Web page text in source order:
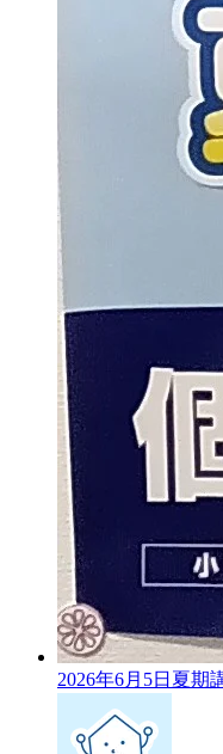
2026年6月5日 夏期